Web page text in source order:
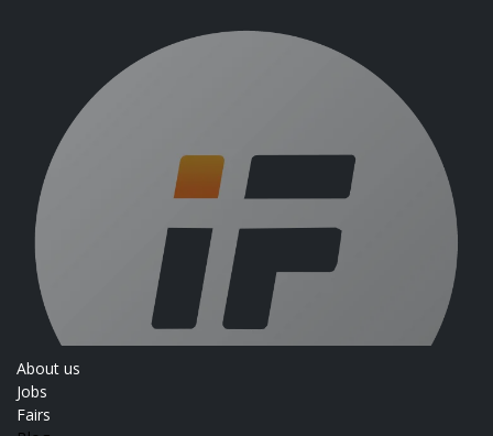
About us
Jobs
Fairs